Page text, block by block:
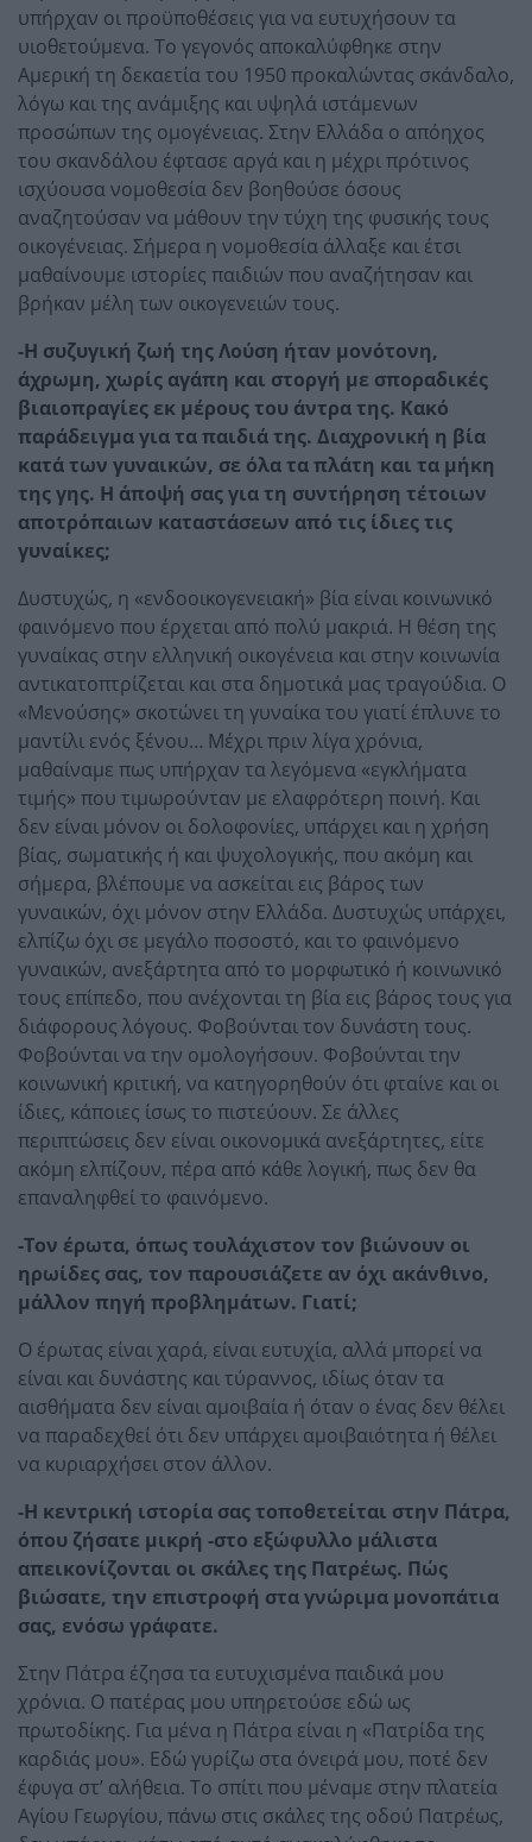
υπήρχαν οι προϋποθέσεις για να ευτυχήσουν τα
υιοθετούμενα. Το γεγονός αποκαλύφθηκε στην
Αμερική τη δεκαετία του 1950 προκαλώντας σκάνδαλο,
λόγω και της ανάμιξης και υψηλά ιστάμενων
προσώπων της ομογένειας. Στην Ελλάδα ο απόηχος
του σκανδάλου έφτασε αργά και η μέχρι πρότινος
ισχύουσα νομοθεσία δεν βοηθούσε όσους
αναζητούσαν να μάθουν την τύχη της φυσικής τους
οικογένειας. Σήμερα η νομοθεσία άλλαξε και έτσι
μαθαίνουμε ιστορίες παιδιών που αναζήτησαν και
βρήκαν μέλη των οικογενειών τους.
-Η συζυγική ζωή της Λούση ήταν μονότονη,
άχρωμη, χωρίς αγάπη και στοργή με σποραδικές
βιαιοπραγίες εκ μέρους του άντρα της. Κακό
παράδειγμα για τα παιδιά της. Διαχρονική η βία
κατά των γυναικών, σε όλα τα πλάτη και τα μήκη
της γης. Η άποψή σας για τη συντήρηση τέτοιων
αποτρόπαιων καταστάσεων από τις ίδιες τις
γυναίκες;
Δυστυχώς, η «ενδοοικογενειακή» βία είναι κοινωνικό
φαινόμενο που έρχεται από πολύ μακριά. Η θέση της
γυναίκας στην ελληνική οικογένεια και στην κοινωνία
αντικατοπτρίζεται και στα δημοτικά μας τραγούδια. Ο
«Μενούσης» σκοτώνει τη γυναίκα του γιατί έπλυνε το
μαντίλι ενός ξένου… Μέχρι πριν λίγα χρόνια,
μαθαίναμε πως υπήρχαν τα λεγόμενα «εγκλήματα
τιμής» που τιμωρούνταν με ελαφρότερη ποινή. Και
δεν είναι μόνον οι δολοφονίες, υπάρχει και η χρήση
βίας, σωματικής ή και ψυχολογικής, που ακόμη και
σήμερα, βλέπουμε να ασκείται εις βάρος των
γυναικών, όχι μόνον στην Ελλάδα. Δυστυχώς υπάρχει,
ελπίζω όχι σε μεγάλο ποσοστό, και το φαινόμενο
γυναικών, ανεξάρτητα από το μορφωτικό ή κοινωνικό
τους επίπεδο, που ανέχονται τη βία εις βάρος τους για
διάφορους λόγους. Φοβούνται τον δυνάστη τους.
Φοβούνται να την ομολογήσουν. Φοβούνται την
κοινωνική κριτική, να κατηγορηθούν ότι φταίνε και οι
ίδιες, κάποιες ίσως το πιστεύουν. Σε άλλες
περιπτώσεις δεν είναι οικονομικά ανεξάρτητες, είτε
ακόμη ελπίζουν, πέρα από κάθε λογική, πως δεν θα
επαναληφθεί το φαινόμενο.
-Τον έρωτα, όπως τουλάχιστον τον βιώνουν οι
ηρωίδες σας, τον παρουσιάζετε αν όχι ακάνθινο,
μάλλον πηγή προβλημάτων. Γιατί;
Ο έρωτας είναι χαρά, είναι ευτυχία, αλλά μπορεί να
είναι και δυνάστης και τύραννος, ιδίως όταν τα
αισθήματα δεν είναι αμοιβαία ή όταν ο ένας δεν θέλει
να παραδεχθεί ότι δεν υπάρχει αμοιβαιότητα ή θέλει
να κυριαρχήσει στον άλλον.
-Η κεντρική ιστορία σας τοποθετείται στην Πάτρα,
όπου ζήσατε μικρή -στο εξώφυλλο μάλιστα
απεικονίζονται οι σκάλες της Πατρέως. Πώς
βιώσατε, την επιστροφή στα γνώριμα μονοπάτια
σας, ενόσω γράφατε.
Στην Πάτρα έζησα τα ευτυχισμένα παιδικά μου
χρόνια. Ο πατέρας μου υπηρετούσε εδώ ως
πρωτοδίκης. Για μένα η Πάτρα είναι η «Πατρίδα της
καρδιάς μου». Εδώ γυρίζω στα όνειρά μου, ποτέ δεν
έφυγα στ’ αλήθεια. Το σπίτι που μέναμε στην πλατεία
Αγίου Γεωργίου, πάνω στις σκάλες της οδού Πατρέως,